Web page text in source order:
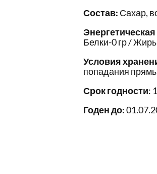
Состав: Сахар,
Белки-0 гр /
Условия
попадания
Срок годности:
Годен до: